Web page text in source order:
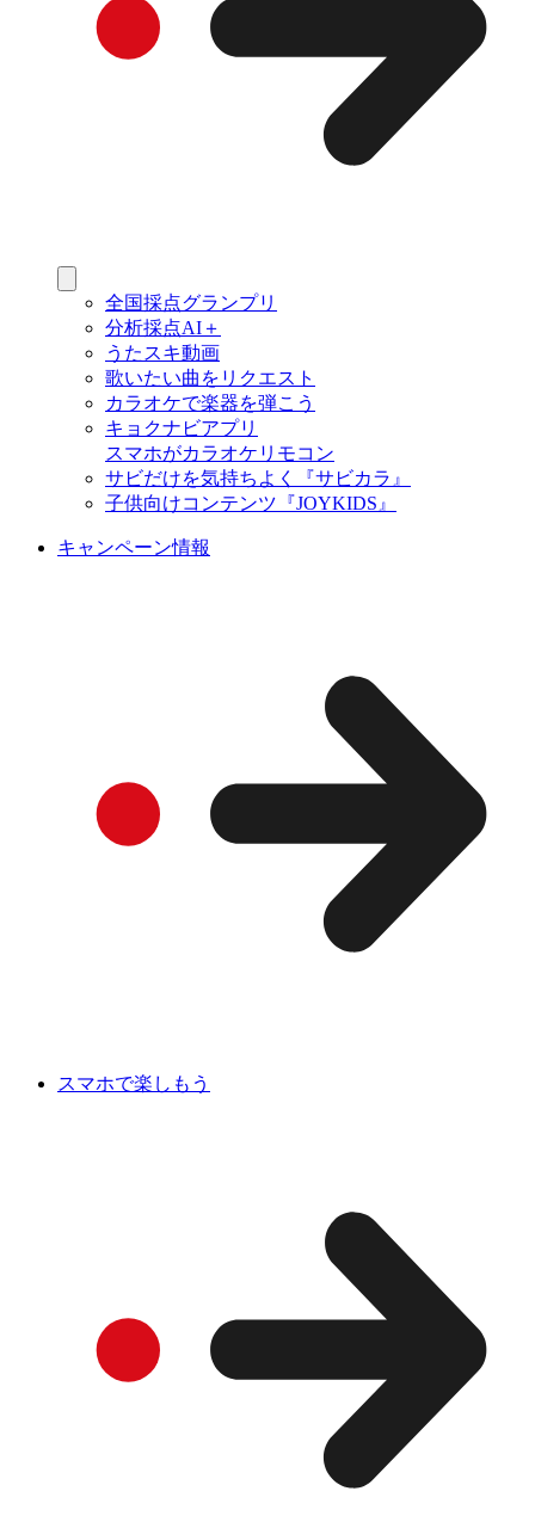
全国採点グランプリ
分析採点AI＋
うたスキ動画
歌いたい曲をリクエスト
カラオケで楽器を弾こう
キョクナビアプリ
スマホがカラオケリモコン
サビだけを気持ちよく『サビカラ』
子供向けコンテンツ『JOYKIDS』
キャンペーン情報
スマホで楽しもう